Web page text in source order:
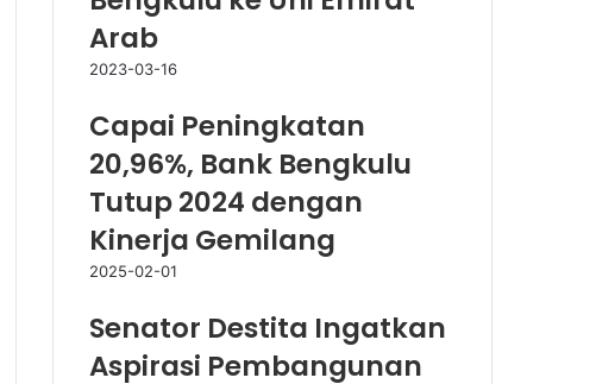
Arab
2023-03-16
Capai Peningkatan
20,96%, Bank Bengkulu
Tutup 2024 dengan
Kinerja Gemilang
2025-02-01
Senator Destita Ingatkan
Aspirasi Pembangunan